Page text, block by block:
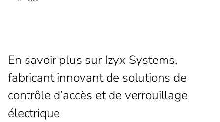
En savoir plus sur Izyx Systems,
fabricant innovant de solutions de
contrôle d’accès et de verrouillage
électrique